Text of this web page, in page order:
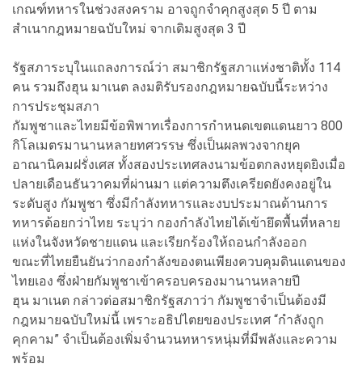
เกณฑ์ทหารในช่วงสงคราม อาจถูกจำคุกสูงสุด 5 ปี ตาม
สำเนากฎหมายฉบับใหม่ จากเดิมสูงสุด 3 ปี
รัฐสภาระบุในแถลงการณ์ว่า สมาชิกรัฐสภาแห่งชาติทั้ง 114
คน รวมถึงฮุน มาเนต ลงมติรับรองกฎหมายฉบับนี้ระหว่าง
การประชุมสภา
กัมพูชาและไทยมีข้อพิพาทเรื่องการกำหนดเขตแดนยาว 800
กิโลเมตรมานานหลายทศวรรษ ซึ่งเป็นผลพวงจากยุค
อาณานิคมฝรั่งเศส ทั้งสองประเทศลงนามข้อตกลงหยุดยิงเมื่อ
ปลายเดือนธันวาคมที่ผ่านมา แต่ความตึงเครียดยังคงอยู่ใน
ระดับสูง กัมพูชา ซึ่งมีกำลังทหารและงบประมาณด้านการ
ทหารด้อยกว่าไทย ระบุว่า กองกำลังไทยได้เข้ายึดพื้นที่หลาย
แห่งในจังหวัดชายแดน และเรียกร้องให้ถอนกำลังออก
ขณะที่ไทยยืนยันว่ากองกำลังของตนเพียงควบคุมดินแดนของ
ไทยเอง ซึ่งฝ่ายกัมพูชาเข้าครอบครองมานานหลายปี
ฮุน มาเนต กล่าวต่อสมาชิกรัฐสภาว่า กัมพูชาจำเป็นต้องมี
กฎหมายฉบับใหม่นี้ เพราะอธิปไตยของประเทศ “กำลังถูก
คุกคาม” จำเป็นต้องเพิ่มจำนวนทหารหนุ่มที่มีพลังและความ
พร้อม